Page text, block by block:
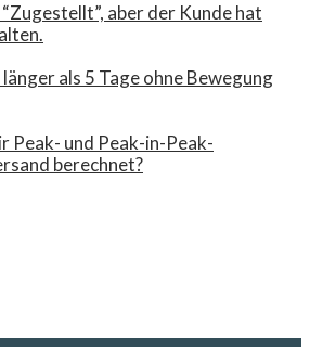
aber der Kunde hat
als 5 Tage ohne Bewegung
Peak- und Peak-in-Peak-
berechnet?